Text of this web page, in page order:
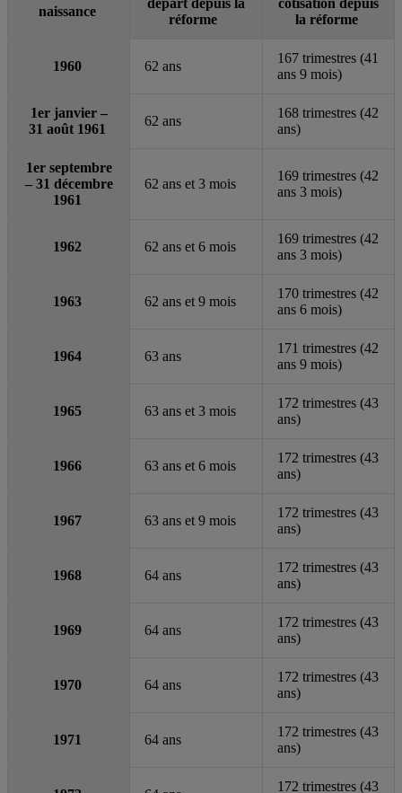
naissance
départ depuis la
réforme
cotisation depuis
la réforme
1960 62 ans
167 trimestres (41
ans 9 mois)
1er janvier –
31 août 1961
62 ans
168 trimestres (42
ans)
1er septembre
– 31 décembre
1961
62 ans et 3 mois
169 trimestres (42
ans 3 mois)
1962 62 ans et 6 mois
169 trimestres (42
ans 3 mois)
1963 62 ans et 9 mois
170 trimestres (42
ans 6 mois)
1964 63 ans
171 trimestres (42
ans 9 mois)
1965 63 ans et 3 mois
172 trimestres (43
ans)
1966 63 ans et 6 mois
172 trimestres (43
ans)
1967 63 ans et 9 mois
172 trimestres (43
ans)
1968 64 ans
172 trimestres (43
ans)
1969 64 ans
172 trimestres (43
ans)
1970 64 ans
172 trimestres (43
ans)
1971 64 ans
172 trimestres (43
ans)
172 trimestres (43